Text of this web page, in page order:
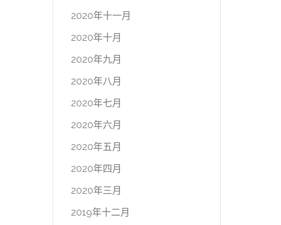
2020年十一月
2020年十月
2020年九月
2020年八月
2020年七月
2020年六月
2020年五月
2020年四月
2020年三月
2019年十二月